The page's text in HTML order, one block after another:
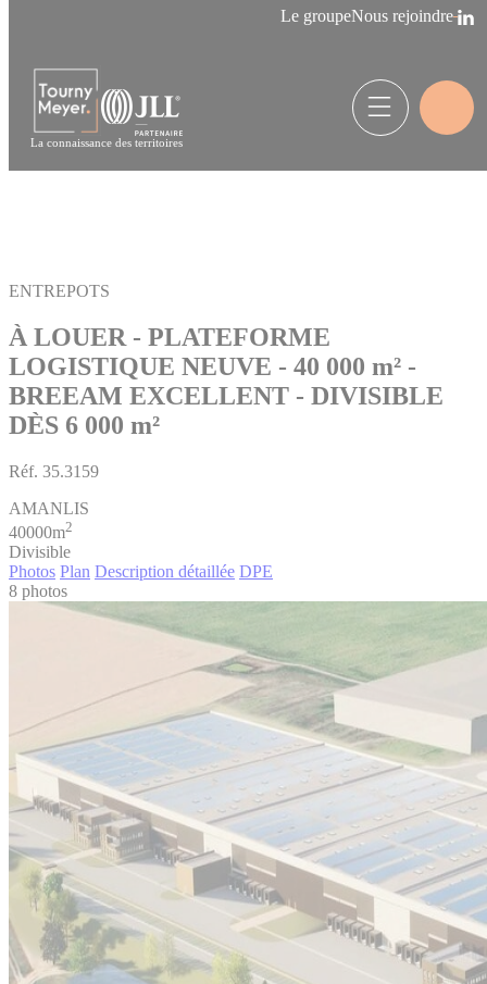
Le groupeNous rejoindre
La connaissance des territoires
ENTREPOTS
À LOUER - PLATEFORME
LOGISTIQUE NEUVE - 40 000 m² -
BREEAM EXCELLENT - DIVISIBLE
DÈS 6 000 m²
Réf. 35.3159
AMANLIS
40000m2
Divisible
Photos Plan Description détaillée DPE
8 photos